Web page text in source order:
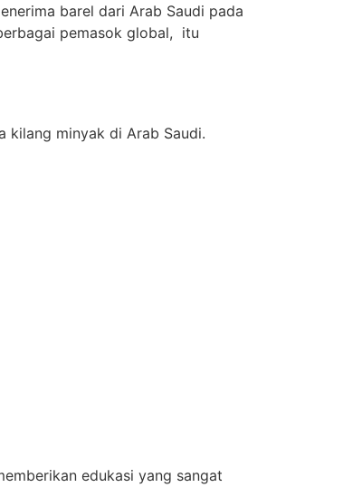
barel dari Arab Saudi pada
pemasok global, itu
kilang minyak di Arab Saudi.
edukasi yang sangat